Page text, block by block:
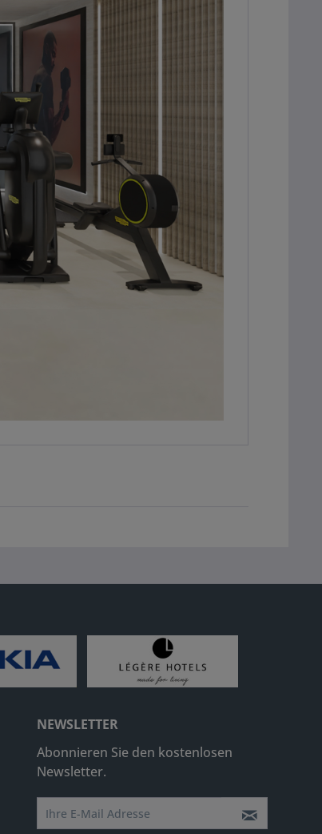
NEWSLETTER
Abonnieren Sie den kostenlosen
Newsletter.